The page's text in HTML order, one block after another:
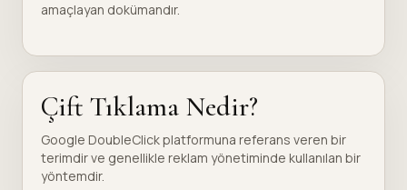
amaçlayan dokümandır.
Çift Tıklama Nedir?
Google DoubleClick platformuna referans veren bir
terimdir ve genellikle reklam yönetiminde kullanılan bir
yöntemdir.